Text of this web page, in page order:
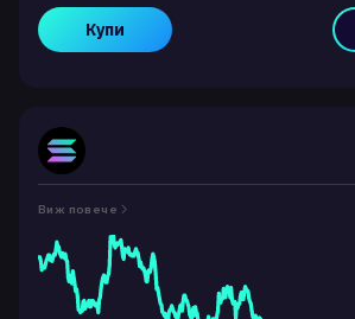
Купи
Виж повече